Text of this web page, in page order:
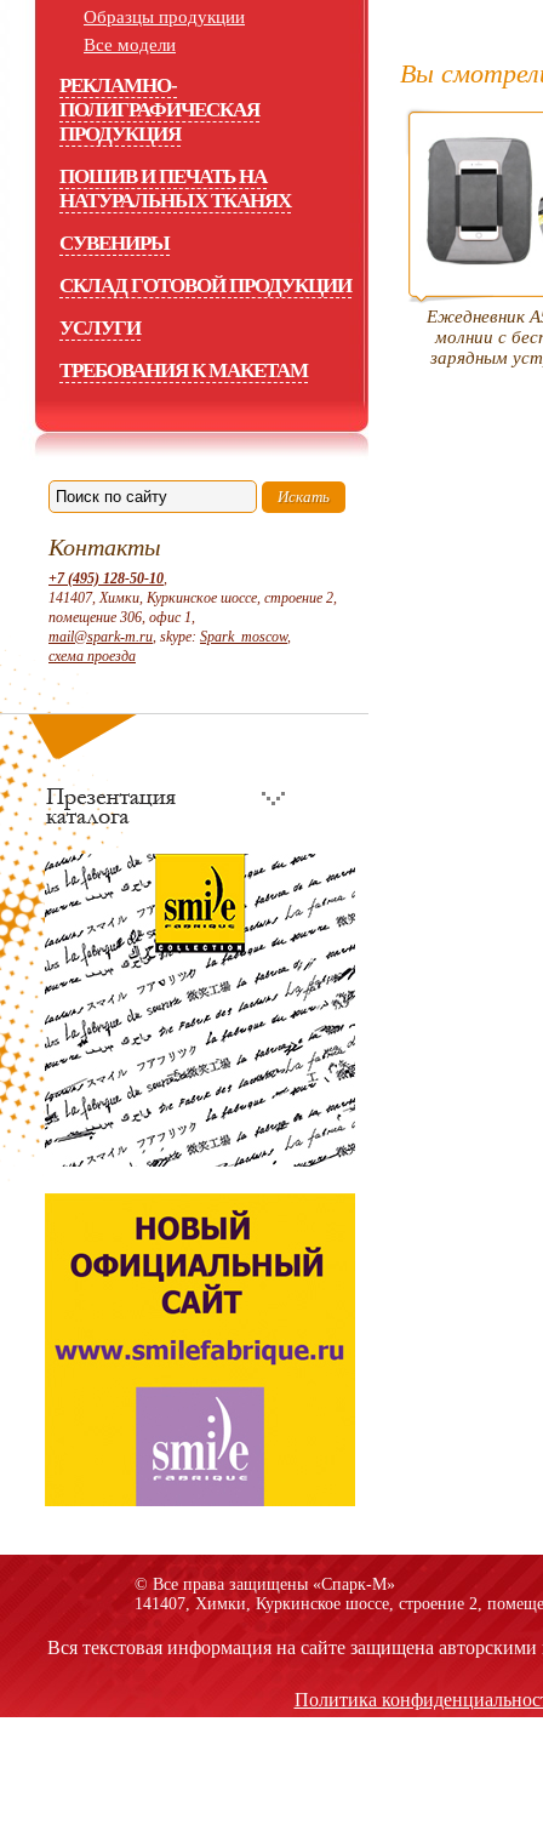
Образцы продукции
Все модели
РЕКЛАМНО-
ПОЛИГРАФИЧЕСКАЯ
ПРОДУКЦИЯ
ПОШИВ И ПЕЧАТЬ НА
НАТУРАЛЬНЫХ ТКАНЯХ
СУВЕНИРЫ
СКЛАД ГОТОВОЙ ПРОДУКЦИИ
УСЛУГИ
ТРЕБОВАНИЯ К МАКЕТАМ
Контакты
+7 (495) 128-50-10,
141407, Химки, Куркинское шоссе, строение 2,
помещение 306, офис 1,
mail@spark-m.ru, skype: Spark_moscow,
схема проезда
Вы
Ежедневник
молнии с
зарядным
© Все права защищены «Спарк-M»
141407, Химки, Куркинское шоссе, строение 2,
Вся текстовая информация на сайте защищена
Политика